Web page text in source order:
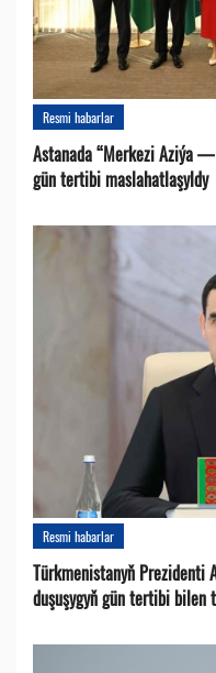
Resmi habarlar
Astanada “Merkezi Aziýa
gün tertibi maslahatlaşyldy
Resmi habarlar
Türkmenistanyň Prezidenti
duşuşygyň gün tertibi bilen